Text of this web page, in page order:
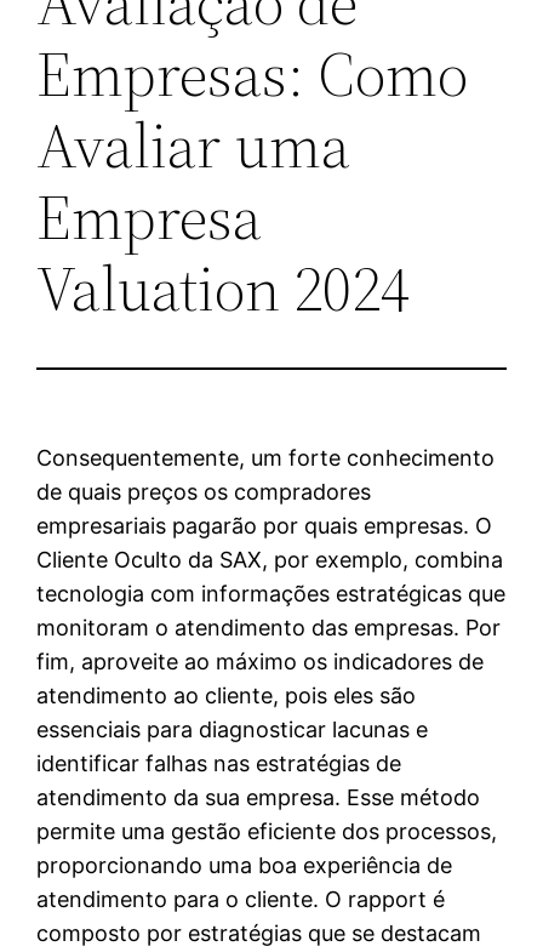
Empresas: Como
Avaliar uma
Empresa
Valuation 2024
Consequentemente, um forte conhecimento
de quais preços os compradores
empresariais pagarão por quais empresas. O
Cliente Oculto da SAX, por exemplo, combina
tecnologia com informações estratégicas que
monitoram o atendimento das empresas. Por
fim, aproveite ao máximo os indicadores de
atendimento ao cliente, pois eles são
essenciais para diagnosticar lacunas e
identificar falhas nas estratégias de
atendimento da sua empresa. Esse método
permite uma gestão eficiente dos processos,
proporcionando uma boa experiência de
atendimento para o cliente. O rapport é
composto por estratégias que se destacam